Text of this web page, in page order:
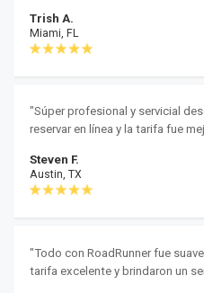
Trish A.
Miami, FL
"Súper profesional y servicial
reservar en línea y la tarifa fue
Steven F.
Austin, TX
"Todo con RoadRunner fue
tarifa excelente y brindaron un